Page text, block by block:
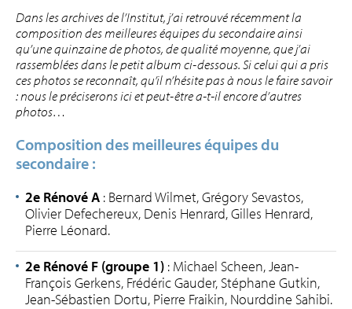
Dans les archives de l’Institut, j’ai retrouvé récemment la
composition des meilleures équipes du secondaire ainsi
qu’une quinzaine de photos, de qualité moyenne, que j’ai
rassemblées dans le petit album ci-dessous. Si celui qui a pris
ces photos se reconnaît, qu’il n’hésite pas à nous le faire savoir
: nous le préciserons ici et peut-être a-t-il encore d’autres
photos…
Composition des meilleures équipes du
secondaire :
2e Rénové A : Bernard Wilmet, Grégory Sevastos,
Olivier Defechereux, Denis Henrard, Gilles Henrard,
Pierre Léonard.
2e Rénové F (groupe 1) : Michael Scheen, Jean-
François Gerkens, Fré­déric Gauder, Stéphane Gutkin,
Jean-Sébastien Dortu, Pierre Fraikin, Nourddine Sahibi.